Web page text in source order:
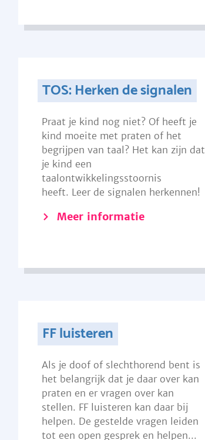
TOS: Herken de signalen
Praat je kind nog niet? Of heeft je
kind moeite met praten of het
begrijpen van taal? Het kan zijn dat
je kind een
taalontwikkelingsstoornis
heeft. Leer de signalen herkennen!
Meer informatie
FF luisteren
Als je doof of slechthorend bent is
het belangrijk dat je daar over kan
praten en er vragen over kan
stellen. FF luisteren kan daar bij
helpen. De gestelde vragen leiden
tot een open gesprek en helpen...